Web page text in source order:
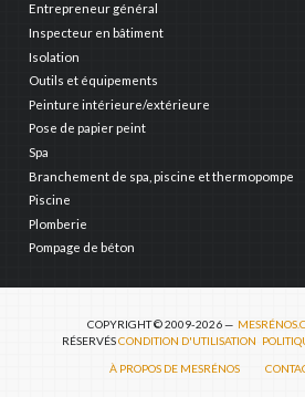
Entrepreneur général
Inspecteur en bâtiment
Isolation
Outils et équipements
Peinture intérieure/extérieure
Pose de papier peint
Spa
Branchement de spa, piscine et thermopompe
Piscine
Plomberie
Pompage de béton
COPYRIGHT © 2009-2026 —
RÉSERVÉS CONDITION D'UTILISATION
À PROPOS DE MESRÉNOS